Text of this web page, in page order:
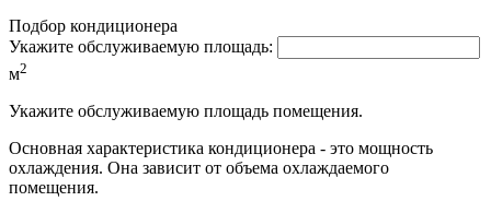
Подбор кондиционера
Укажите обслуживаемую площадь:
м2
Укажите обслуживаемую площадь помещения.
Основная характеристика кондиционера - это мощность
охлаждения. Она зависит от объема охлаждаемого
помещения.